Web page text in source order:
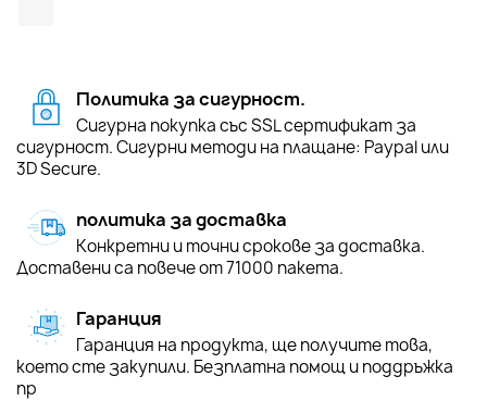
Политика за сигурност.
Сигурна покупка със SSL сертификат за
сигурност. Сигурни методи на плащане: Paypal или
3D Secure.
политика за доставка
Конкретни и точни срокове за доставка.
Доставени са повече от 71000 пакета.
Гаранция
Гаранция на продукта, ще получите това,
което сте закупили. Безплатна помощ и поддръжка
пр